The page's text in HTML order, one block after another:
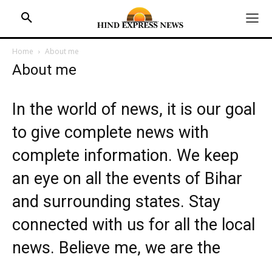
रेडमी ने 9000 में लॉन्च किया 5G, तगड़ा कैमरा क्वालिटी के साथ
औरंगाबाद
पटना
रोहतास
पलामू
गया
रेडमी ने 9000 में लॉन्च किया 5G, तगड़ा कैमरा क्वालिटी के साथ
औरंगाबाद
पटना
रोहतास
पलामू
गया
HOME
BIHAR
JHARKHAND
MADHYA PRADESH
INTERNATIONAL
NATIONAL NEWS
CRIME NEWS
Home About me
About me
In the world of news, it is our goal
to give complete news with
complete information. We keep
an eye on all the events of Bihar
and surrounding states. Stay
connected with us for all the local
news. Believe me, we are the